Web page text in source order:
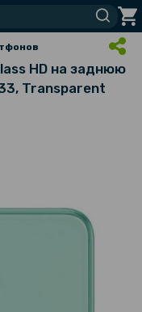
HD на заднюю
Transparent